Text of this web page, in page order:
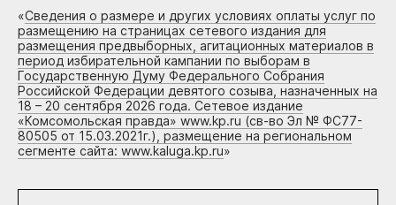
«Сведения о размере и других условиях оплаты услуг по
размещению на страницах сетевого издания для
размещения предвыборных, агитационных материалов в
период избирательной кампании по выборам в
Государственную Думу Федерального Собрания
Российской Федерации девятого созыва, назначенных на
18 – 20 сентября 2026 года. Сетевое издание
«Комсомольская правда» www.kp.ru (св-во Эл № ФС77-
80505 от 15.03.2021г.), размещение на региональном
сегменте сайта: www.kaluga.kp.ru»